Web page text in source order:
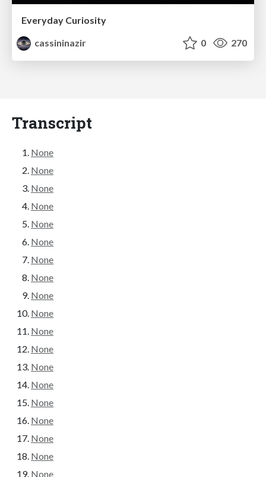
Everyday Curiosity
cassininazir
0 270
Transcript
None
None
None
None
None
None
None
None
None
None
None
None
None
None
None
None
None
None
None